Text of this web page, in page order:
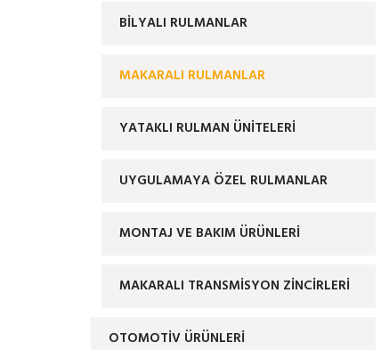
BİLYALI RULMANLAR
MAKARALI RULMANLAR
YATAKLI RULMAN ÜNİTELERİ
UYGULAMAYA ÖZEL RULMANLAR
MONTAJ VE BAKIM ÜRÜNLERİ
MAKARALI TRANSMİSYON ZİNCİRLERİ
OTOMOTIV ÜRÜNLERI